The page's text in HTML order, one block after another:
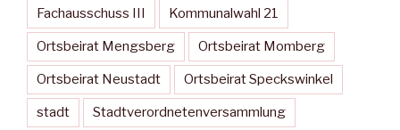
Fachausschuss III Kommunalwahl 21
Ortsbeirat Mengsberg Ortsbeirat Momberg
Ortsbeirat Neustadt Ortsbeirat Speckswinkel
stadt Stadtverordnetenversammlung